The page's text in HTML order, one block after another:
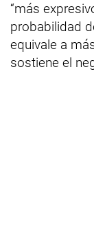
“más
probabilidad
equivale a
sostiene el